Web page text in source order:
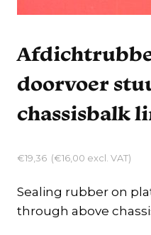
doorvoer
chassisbalk
€19,36 (€16,00 excl. VAT)
Sealing rubber on
through above